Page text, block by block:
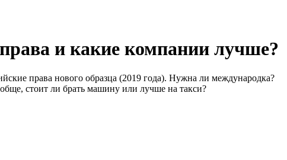
и какие компании лучше?
права нового образца (2019 года). Нужна ли международка?
стоит ли брать машину или лучше на такси?